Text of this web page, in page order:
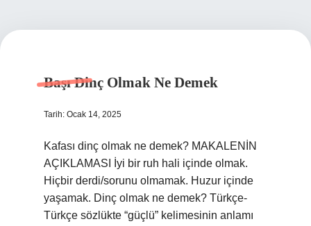
Başı Dinç Olmak Ne Demek
Tarih: Ocak 14, 2025
Kafası dinç olmak ne demek? MAKALENİN
AÇIKLAMASI İyi bir ruh hali içinde olmak.
Hiçbir derdi/sorunu olmamak. Huzur içinde
yaşamak. Dinç olmak ne demek? Türkçe-
Türkçe sözlükte “güçlü” kelimesinin anlamı